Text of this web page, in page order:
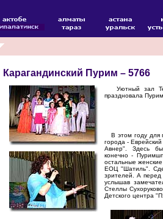
Карагандинский Пурим – 5766
Уютный зал
праздновала
В этом году для
города -
Авнер". Здесь
конечно -
остальные
ЕОЦ "Шатиль".
зрителей. А перед
услышав
Стеллы
Детского центра